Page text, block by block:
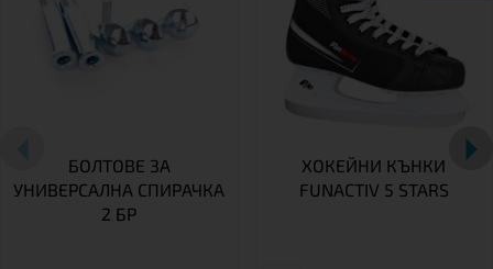
БОЛТОВЕ ЗА
УНИВЕРСАЛНА СПИРАЧКА
2 БР
ХОКЕЙНИ КЪНКИ
FUNACTIV 5 STARS